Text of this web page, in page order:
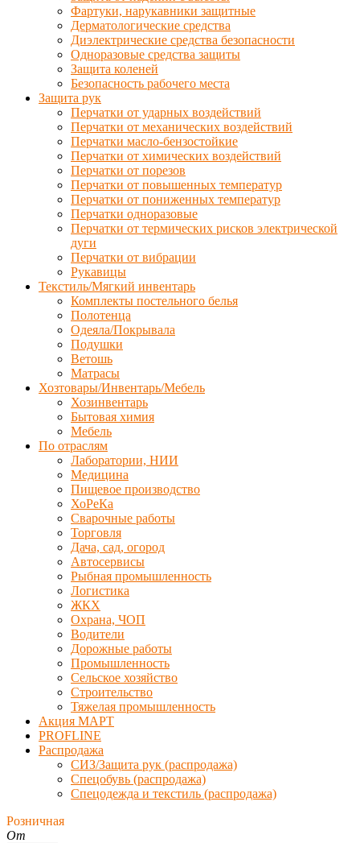
Фартуки, нарукавники защитные
Дерматологические средства
Диэлектрические средства безопасности
Одноразовые средства защиты
Защита коленей
Безопасность рабочего места
Защита рук
Перчатки от ударных воздействий
Перчатки от механических воздействий
Перчатки масло-бензостойкие
Перчатки от химических воздействий
Перчатки от порезов
Перчатки от повышенных температур
Перчатки от пониженных температур
Перчатки одноразовые
Перчатки от термических рисков электрической
дуги
Перчатки от вибрации
Рукавицы
Текстиль/Мягкий инвентарь
Комплекты постельного белья
Полотенца
Одеяла/Покрывала
Подушки
Ветошь
Матрасы
Хозтовары/Инвентарь/Мебель
Хозинвентарь
Бытовая химия
Мебель
По отраслям
Лаборатории, НИИ
Медицина
Пищевое производство
ХоРеКа
Сварочные работы
Торговля
Дача, сад, огород
Автосервисы
Рыбная промышленность
Логистика
ЖКХ
Охрана, ЧОП
Водители
Дорожные работы
Промышленность
Сельское хозяйство
Строительство
Тяжелая промышленность
Акция МАРТ
PROFLINE
Распродажа
СИЗ/Защита рук (распродажа)
Спецобувь (распродажа)
Спецодежда и текстиль (распродажа)
Розничная
От